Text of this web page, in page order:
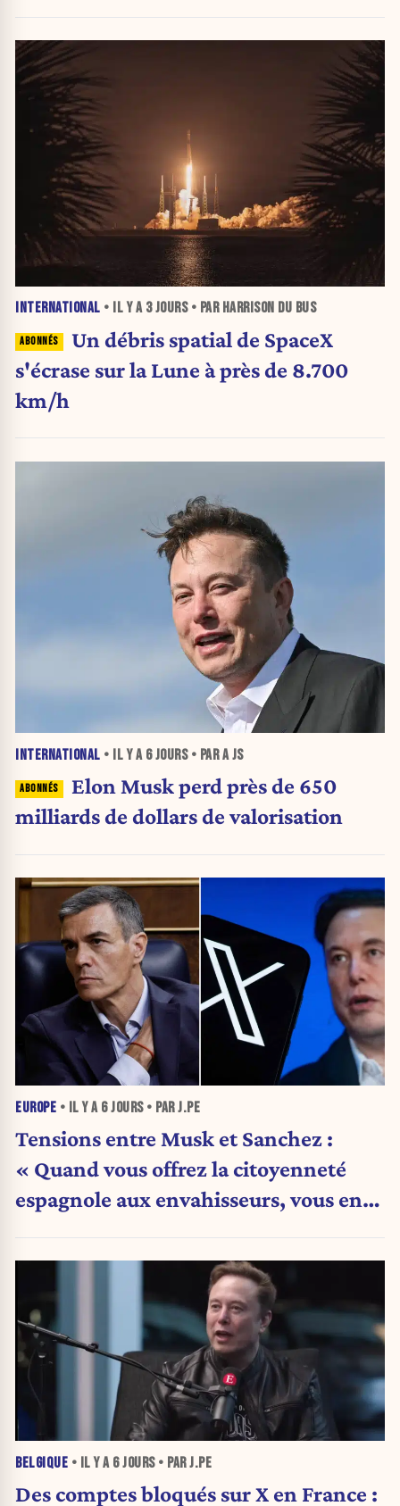
INTERNATIONAL • IL Y A 3 JOURS• PAR HARRISON DU BUS
Un débris spatial de SpaceX
s'écrase sur la Lune à près de 8.700
km/h
INTERNATIONAL • IL Y A 6 JOURS• PAR A JS
Elon Musk perd près de 650
milliards de dollars de valorisation
EUROPE • IL Y A 6 JOURS• PAR J.PE
Tensions entre Musk et Sanchez :
« Quand vous offrez la citoyenneté
espagnole aux envahisseurs, vous en
BELGIQUE • IL Y A 6 JOURS• PAR J.PE
Des comptes bloqués sur X en France :